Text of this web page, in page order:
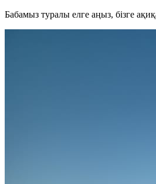
Бабамыз туралы елге аңыз, бізге